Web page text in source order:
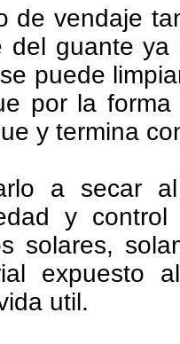
de vendaje
del guante
puede
por la
y termina
a secar
y
solares,
expuesto
util.